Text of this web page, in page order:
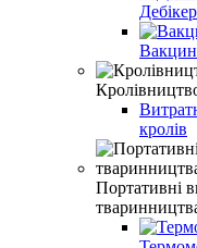
кролів
Портативні